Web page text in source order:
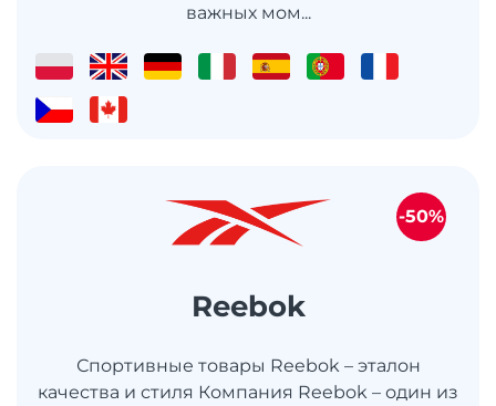
важных мом...
Reebok
Спортивные товары Reebok – эталон
качества и стиля Компания Reebok – один из
-50%